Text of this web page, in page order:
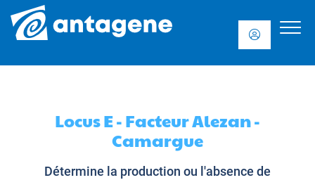
Locus E - Facteur Alezan -
Camargue
Détermine la production ou l'absence de